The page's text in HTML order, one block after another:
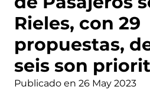
Rieles, con 29
propuestas,
seis son
Publicado en 26 May 2023